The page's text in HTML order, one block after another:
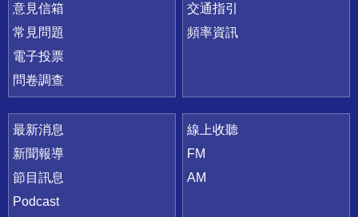
意見信箱
常見問題
電子投票
問卷調查
交通指引
頻率資訊
最新消息
新聞報導
節目訊息
Podcast
線上收聽
FM
AM